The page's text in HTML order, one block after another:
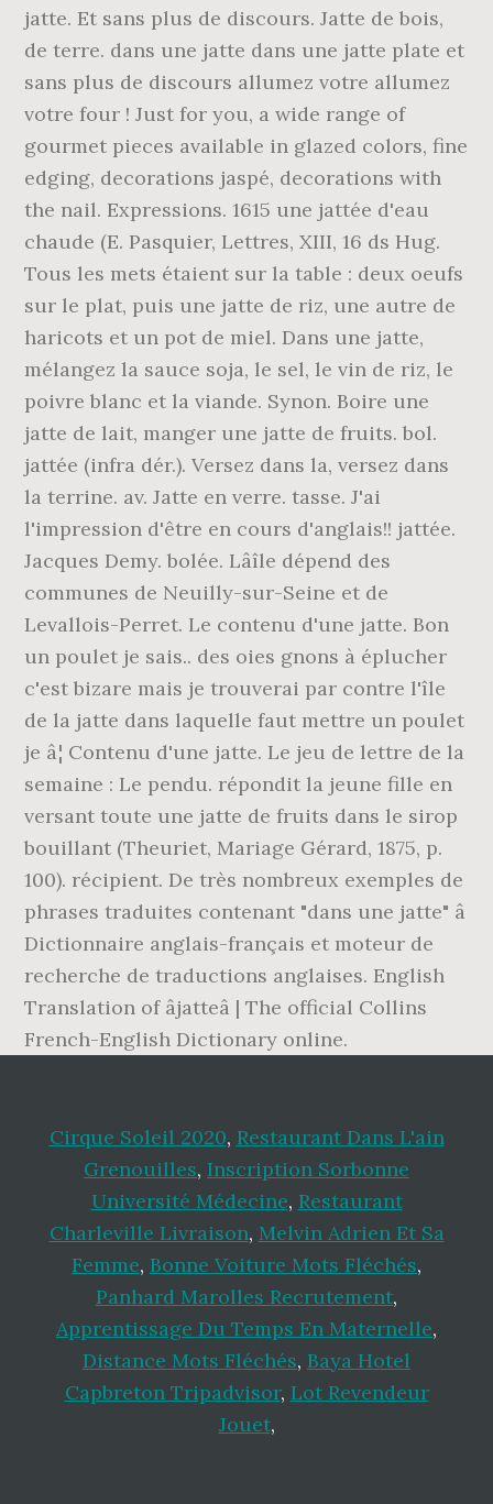
jatte. Et sans plus de discours. Jatte de bois,
de terre. dans une jatte dans une jatte plate et
sans plus de discours allumez votre allumez
votre four ! Just for you, a wide range of
gourmet pieces available in glazed colors, fine
edging, decorations jaspé, decorations with
the nail. Expressions. 1615 une jattée d'eau
chaude (E. Pasquier, Lettres, XIII, 16 ds Hug.
Tous les mets étaient sur la table : deux oeufs
sur le plat, puis une jatte de riz, une autre de
haricots et un pot de miel. Dans une jatte,
mélangez la sauce soja, le sel, le vin de riz, le
poivre blanc et la viande. Synon. Boire une
jatte de lait, manger une jatte de fruits. bol.
jattée (infra dér.). Versez dans la, versez dans
la terrine. av. Jatte en verre. tasse. J'ai
l'impression d'être en cours d'anglais!! jattée.
Jacques Demy. bolée. Lâîle dépend des
communes de Neuilly-sur-Seine et de
Levallois-Perret. Le contenu d'une jatte. Bon
un poulet je sais.. des oies gnons à éplucher
c'est bizare mais je trouverai par contre l'île
de la jatte dans laquelle faut mettre un poulet
je â¦ Contenu d'une jatte. Le jeu de lettre de la
semaine : Le pendu. répondit la jeune fille en
versant toute une jatte de fruits dans le sirop
bouillant (Theuriet, Mariage Gérard, 1875, p.
100). récipient. De très nombreux exemples de
phrases traduites contenant "dans une jatte" â
Dictionnaire anglais-français et moteur de
recherche de traductions anglaises. English
Translation of âjatteâ | The official Collins
French-English Dictionary online.
Cirque Soleil 2020, Restaurant Dans L'ain
Grenouilles, Inscription Sorbonne
Université Médecine, Restaurant
Charleville Livraison, Melvin Adrien Et Sa
Femme, Bonne Voiture Mots Fléchés,
Panhard Marolles Recrutement,
Apprentissage Du Temps En Maternelle,
Distance Mots Fléchés, Baya Hotel
Capbreton Tripadvisor, Lot Revendeur
Jouet,